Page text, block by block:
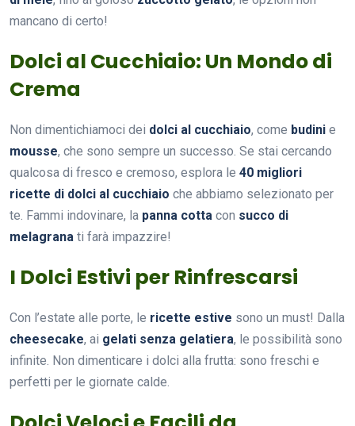
mancano di certo!
Dolci al Cucchiaio: Un Mondo di
Crema
Non dimentichiamoci dei dolci al cucchiaio, come budini e
mousse, che sono sempre un successo. Se stai cercando
qualcosa di fresco e cremoso, esplora le 40 migliori
ricette di dolci al cucchiaio che abbiamo selezionato per
te. Fammi indovinare, la panna cotta con succo di
melagrana ti farà impazzire!
I Dolci Estivi per Rinfrescarsi
Con l’estate alle porte, le ricette estive sono un must! Dalla
cheesecake, ai gelati senza gelatiera, le possibilità sono
infinite. Non dimenticare i dolci alla frutta: sono freschi e
perfetti per le giornate calde.